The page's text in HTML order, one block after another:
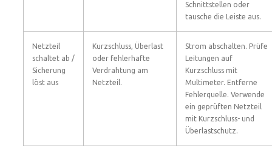
Schnittstellen oder
tausche die Leiste aus.
Netzteil
schaltet ab /
Sicherung
löst aus
Kurzschluss, Überlast
oder fehlerhafte
Verdrahtung am
Netzteil.
Strom abschalten. Prüfe
Leitungen auf
Kurzschluss mit
Multimeter. Entferne
Fehlerquelle. Verwende
ein geprüften Netzteil
mit Kurzschluss- und
Überlastschutz.